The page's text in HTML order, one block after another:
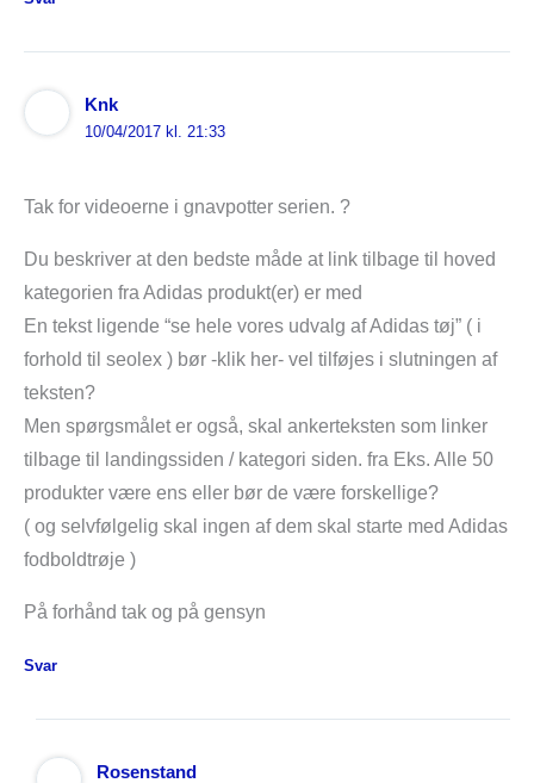
Knk
10/04/2017 kl. 21:33
Tak for videoerne i gnavpotter serien. ?
Du beskriver at den bedste måde at link tilbage til hoved
kategorien fra Adidas produkt(er) er med
En tekst ligende “se hele vores udvalg af Adidas tøj” ( i
forhold til seolex ) bør -klik her- vel tilføjes i slutningen af
teksten?
Men spørgsmålet er også, skal ankerteksten som linker
tilbage til landingssiden / kategori siden. fra Eks. Alle 50
produkter være ens eller bør de være forskellige?
( og selvfølgelig skal ingen af dem skal starte med Adidas
fodboldtrøje )
På forhånd tak og på gensyn
Svar
Rosenstand